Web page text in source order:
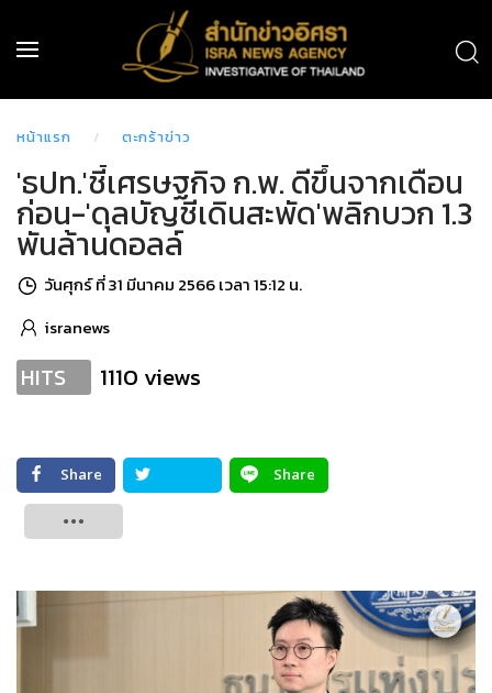
หน้าแรก ตะกร้าข่าว
'ธปท.'ชี้เศรษฐกิจ ก.พ. ดีขึ้นจากเดือน
ก่อน-'ดุลบัญชีเดินสะพัด'พลิกบวก 1.3
พันล้านดอลล์
วันศุกร์ ที่ 31 มีนาคม 2566 เวลา 15:12 น.
isranews
HITS 1110 views
Share
Share